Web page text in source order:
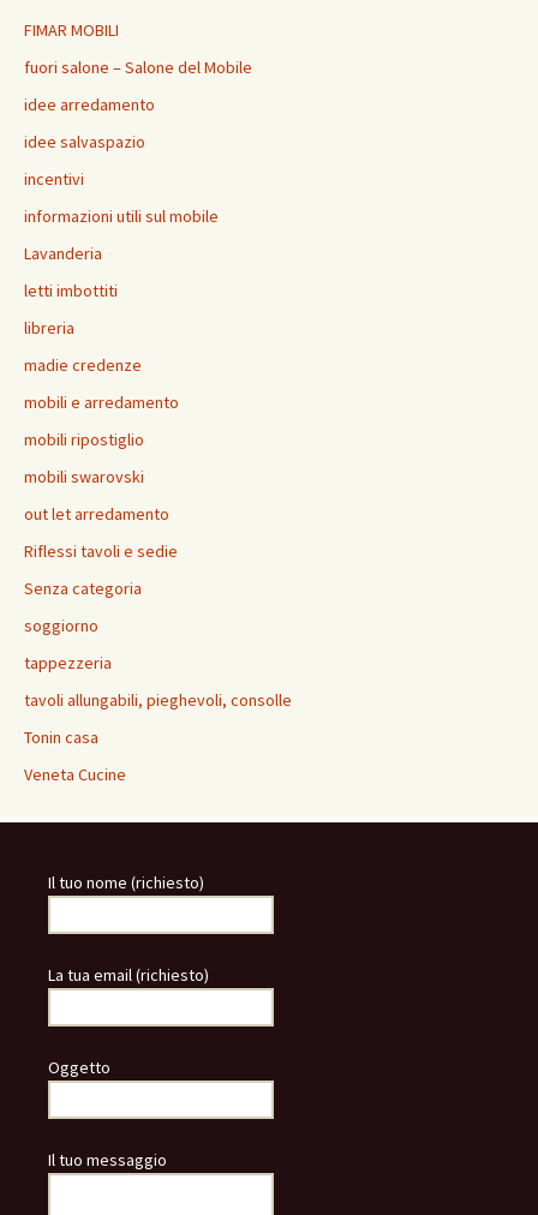
FIMAR MOBILI
fuori salone – Salone del Mobile
idee arredamento
idee salvaspazio
incentivi
informazioni utili sul mobile
Lavanderia
letti imbottiti
libreria
madie credenze
mobili e arredamento
mobili ripostiglio
mobili swarovski
out let arredamento
Riflessi tavoli e sedie
Senza categoria
soggiorno
tappezzeria
tavoli allungabili, pieghevoli, consolle
Tonin casa
Veneta Cucine
Il tuo nome (richiesto)
La tua email (richiesto)
Oggetto
Il tuo messaggio